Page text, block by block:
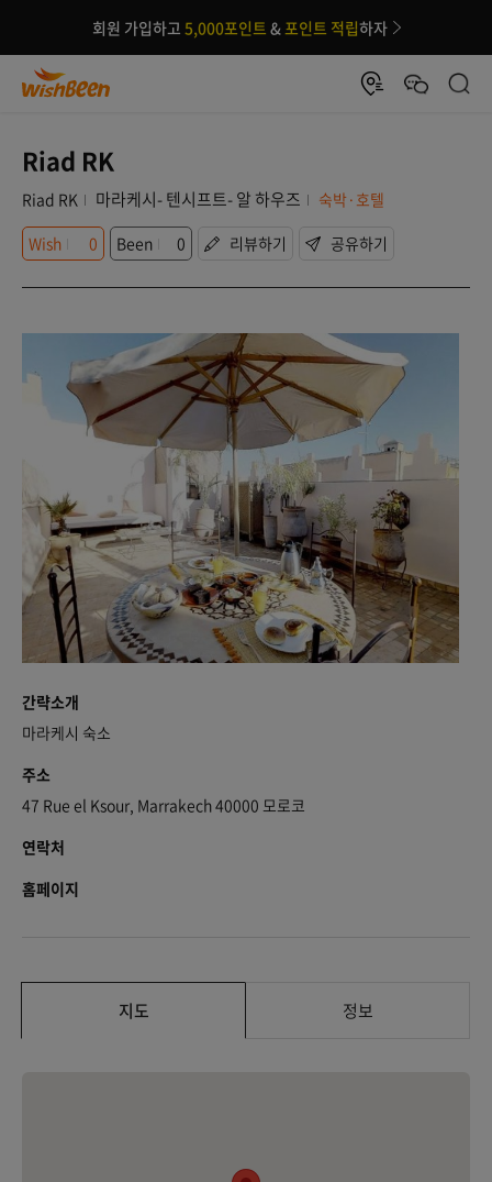
회원 가입하고 5,000포인트 &포인트 적립하자
Riad RK
Riad RK 마라케시- 텐시프트- 알 하우즈
숙박·호텔
Wish
0 Been 0 리뷰하기 공유하기
간략소개
마라케시 숙소
주소
47 Rue el Ksour, Marrakech 40000 모로코
연락처
홈페이지
지도 정보